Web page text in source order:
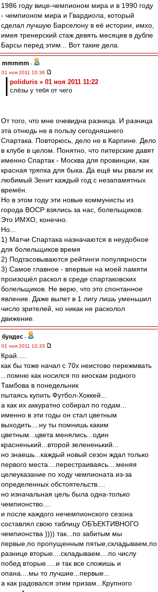
1986 году вице-чемпионом мира и в 1990 году
- чемпионом мира и Гвардиола, который
сделал лучшую Барселону в её истории, имхо,
имея тренерский стаж девять месяцев в дубле
Барсы перед этим... Вот такие дела.
mmmmm -
01 ноя 2011 10:36
poliduris » 01 ноя 2011 11:22
слёзы у тебя от чего
От того, что мне очевидна разница. И разница
эта отнюдь не в пользу сегодняшнего
Спартака. Повторюсь, дело не в Карпине. Дело
в клубе в целом. Понятно, что питерские давят
именно Спартак - Москва для провинции, как
красная тряпка для быка. Да ещё мы рвали их
любимый Зенит каждый год с незапамятных
времён.
Но в этом году эти новые коммунисты из
города ВОСР взялись за нас, болельщиков.
Это ИМХО, конечно.
Но...
1) Матчи Спартака назначаются в неудобное
для болельщиков время
2) Подтасовываются рейтинги популярности
3) Самое главное - впервые на моей памяти
произошёл раскол в среде спартаковских
болельщиков. Не верю, что это спонтанное
явление. Даже вылет в 1 лигу лишь уменьшил
число зрителей, но никак не расколол
движение.
бундес -
01 ноя 2011 10:33
Край.....
как бы тоже начал с 70х неистово пережмвать
...помню как носился по киоскам родного
Тамбова в понедельник
пытаясь купить Футбол-Хоккей...
а как их аккуратно собирал по годам...
именно в эти годы он стал цветным
выходить....ну ты помнишь каким
цветным...цвета менялись...один
красненький...второй зелененький...
но знаешь...каждый новый сезон ждал только
первого места....перестраиваясь....меняя
целеуказание по ходу чемпионата из-за
определенных обстоятельств....
но изначальная цель была одна-только
чемпионство....
и после каждого нечемпионского сезона
составлял свою таблицу ОБЪЕКТИВНОГО
чемпионства )))) так...по забитым мы
первые,по пропущенным пятые,складываем,по
разнице вторые....складываем....по числу
побед вторые.....и так все сложишь и
опана....мы то лучшие...первые...
а как радовался этим призам...Крупного